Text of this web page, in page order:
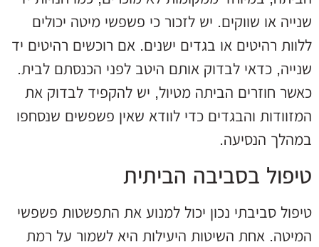
שנייה או שווקים. יש לזכור כי פשפשי מיטה יכולים
ללוות רהיטים או בגדים ישנים. אם רוכשים רהיטים יד
שנייה, כדאי לבדוק אותם היטב לפני הכנסתם לבית.
כאשר חוזרים הביתה מטיול, יש להקפיד לבדוק את
המזוודות והבגדים כדי לוודא שאין פשפשים שנסחפו
במהלך הנסיעה.
טיפול בסביבה הביתית
טיפול סביבתי נכון יכול למנוע את התפשטות פשפשי
המיטה. אחת השיטות היעילות היא לשמור על רמת